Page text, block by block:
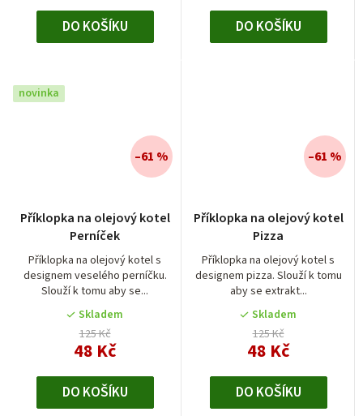
DO KOŠÍKU DO KOŠÍKU
novinka
Příklopka na olejový kotel
Perníček
Příklopka na olejový kotel s
designem veselého perníčku.
Slouží k tomu aby se...
Skladem
125 Kč
48 Kč
–61 %
DO KOŠÍKU
Příklopka na olejový kotel
Pizza
Příklopka na olejový kotel s
designem pizza. Slouží k tomu
aby se extrakt...
Skladem
125 Kč
48 Kč
–61 %
DO KOŠÍKU